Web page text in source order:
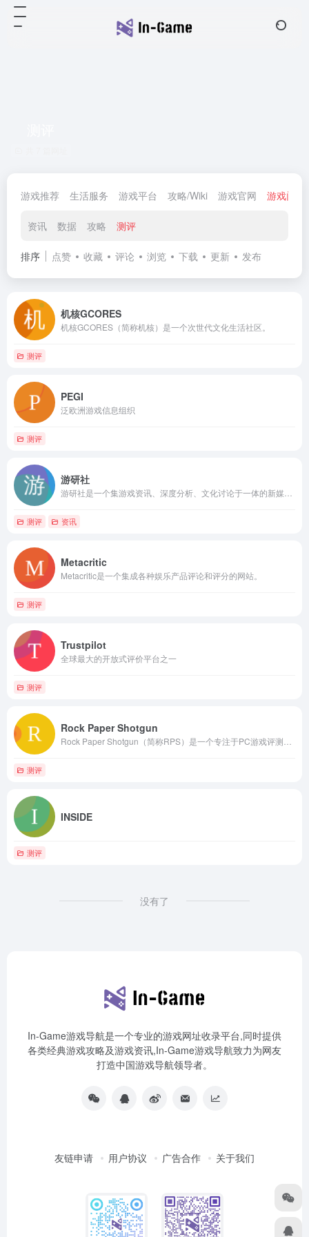
游戏推荐 生活服务 游戏平台 攻略/Wiki 游戏官网 游戏门户
资讯 数据 攻略 测评
排序 点赞 收藏 评论 浏览 下载 更新 发布
机核GCORES
机核GCORES（简称机核）是一个次世代文化生活社区。
测评
PEGI
泛欧洲游戏信息组织
测评
游研社
测评 资讯
Metacritic
Metacritic是一个集成各种娱乐产品评论和评分的网站。
测评
Trustpilot
全球最大的开放式评价平台之一
测评
Rock Paper Shotgun
测评
INSIDE
测评
没有了
In-Game游戏导航是一个专业的游戏网址收录平台,同时提供
各类经典游戏攻略及游戏资讯,In-Game游戏导航致力为网友
打造中国游戏导航领导者。
友链申请 用户协议 广告合作 关于我们